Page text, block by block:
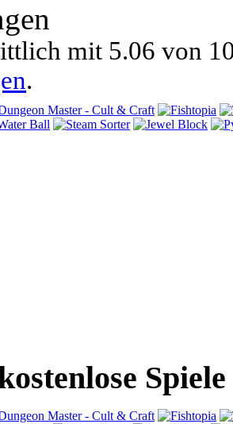
mit 5.06 von
.